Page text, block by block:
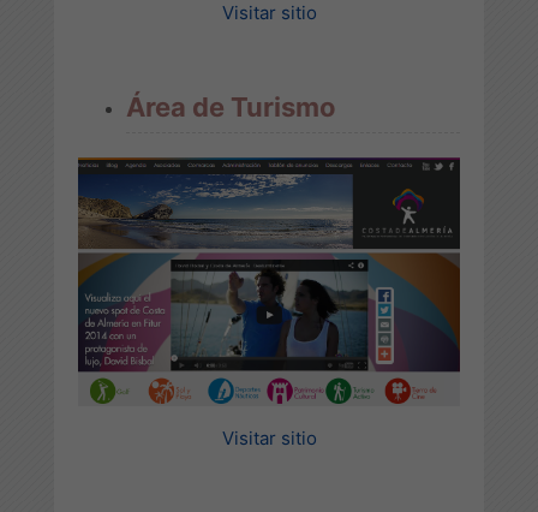
Visitar sitio
Área de Turismo
Visitar sitio